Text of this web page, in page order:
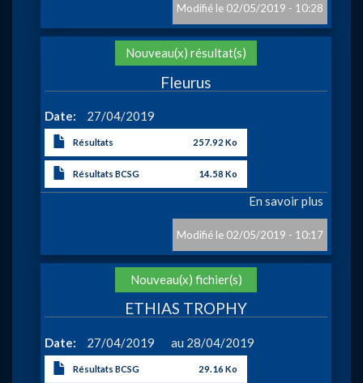
02/05/2019 - 10:28
Action
Nouveau(x) résultat(s)
Fleurus
Date 27/04/2019
Résultats 257.92 Ko
Résultats BCSG 14.58 Ko
En savoir plus
02/05/2019 - 10:17
Action
Nouveau(x) fichier(s)
ETHIAS TROPHY
Date 27/04/2019 à
28/04/2019
Résultats BCSG 29.16 Ko